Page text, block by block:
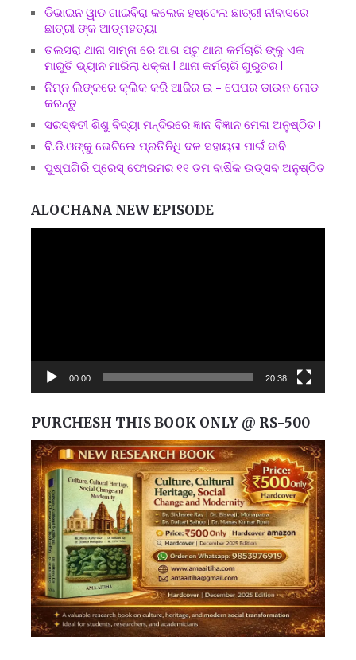
ଡିଭାଇନ ୱାଡ ଗାଇବିରା କଲେଜ ହଷ୍ଟେଲ ଛାତ୍ରୀ ନୀବାସରେ
ଛାତ୍ରୀ ଙ୍କ ଆତ୍ମହତ୍ୟା
ତଲସରା ଥାନା ସାମ୍ନା ରେ ଆଗ ପଟୁ ଥାନା କର୍ମଚାରି ଙ୍କୁ ଏକ
ମାରୁତି ଭ୍ୟାନ ମାରିଲା ଧକ୍କା l ଥାନା କର୍ମଚାରି ଗୁରୁତର l
ନିମ୍ନ ଲିଙ୍କରେ କ୍ଲିକ କରି ଆଜିର ଇ – ପେପର ଡାଉନ ଲୋଡ
କରନ୍ତୁ
ସରସ୍ଵତୀ ଶିଶୁ ବିଦ୍ୟା ମନ୍ଦିରରେ ଜ୍ଞାନ ବିଜ୍ଞାନ ମେଳା ଅନୁଷ୍ଠିତ !
ବି.ଡି.ଓଙ୍କୁ ଭେଟିଲେ ପ୍ରତିନିଧି ଦଳ ସହାୟତା ପାଇଁ ଦାବି
ପୁଷ୍ପଗିରି ପ୍ରେସ୍ ଫୋରମର ୧୧ ତମ ବାର୍ଷିକ ଉତ୍ସବ ଅନୁଷ୍ଠିତ
ALOCHANA NEW EPISODE
00:00 20:38
PURCHESH THIS BOOK ONLY @ RS-500